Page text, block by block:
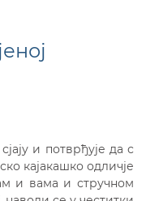
и потврђује да с
кајакашко одличје
и вама и стручном